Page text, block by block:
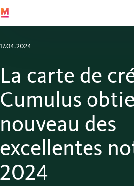
17.04.2024
La carte de
Cumulus
nouveau des
excellentes
2024